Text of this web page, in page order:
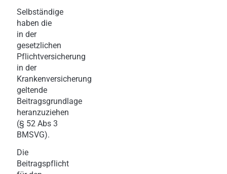
Selbständige
haben die
in der
gesetzlichen
Pflichtversicherung
in der
Krankenversicherung
geltende
Beitragsgrundlage
heranzuziehen
(§ 52 Abs 3
BMSVG).
Die
Beitragspflicht